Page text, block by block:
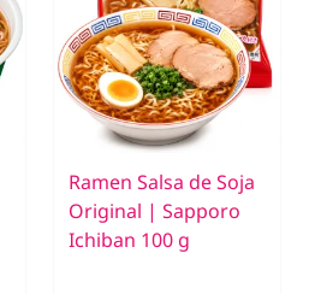
Ramen Salsa de Soja
Original | Sapporo
Ichiban 100 g